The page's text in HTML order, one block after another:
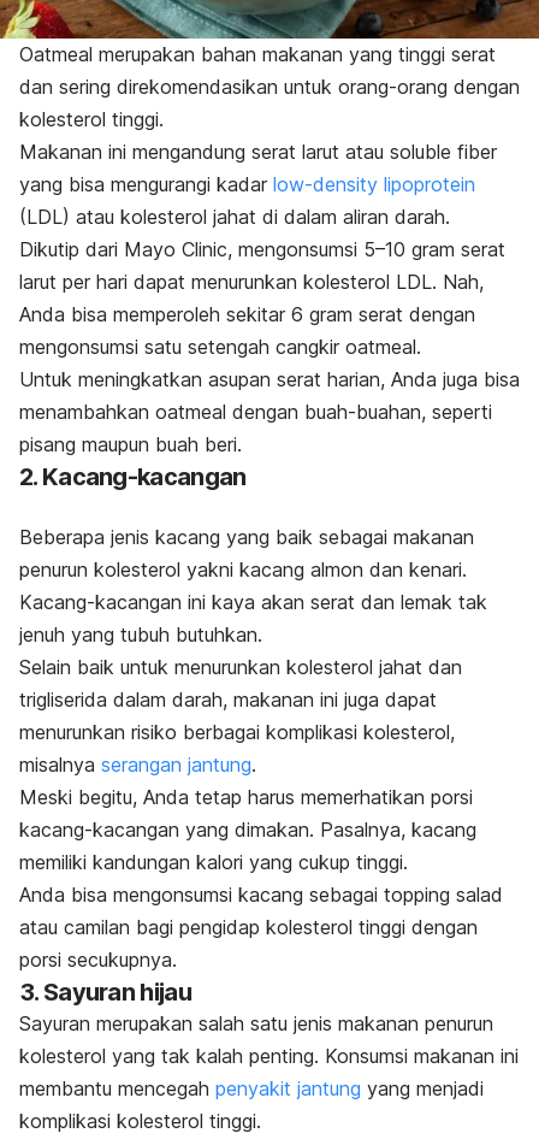
Oatmeal merupakan bahan makanan yang tinggi serat
dan sering direkomendasikan untuk orang-orang dengan
kolesterol tinggi.
Makanan ini mengandung serat larut atau soluble fiber
yang bisa mengurangi kadar low-density lipoprotein
(LDL) atau kolesterol jahat di dalam aliran darah.
Dikutip dari Mayo Clinic, mengonsumsi 5–10 gram serat
larut per hari dapat menurunkan kolesterol LDL. Nah,
Anda bisa memperoleh sekitar 6 gram serat dengan
mengonsumsi satu setengah cangkir oatmeal.
Untuk meningkatkan asupan serat harian, Anda juga bisa
menambahkan oatmeal dengan buah-buahan, seperti
pisang maupun buah beri.
2. Kacang-kacangan
Beberapa jenis kacang yang baik sebagai makanan
penurun kolesterol yakni kacang almon dan kenari.
Kacang-kacangan ini kaya akan serat dan lemak tak
jenuh yang tubuh butuhkan.
Selain baik untuk menurunkan kolesterol jahat dan
trigliserida dalam darah, makanan ini juga dapat
menurunkan risiko berbagai komplikasi kolesterol,
misalnya serangan jantung.
Meski begitu, Anda tetap harus memerhatikan porsi
kacang-kacangan yang dimakan. Pasalnya, kacang
memiliki kandungan kalori yang cukup tinggi.
Anda bisa mengonsumsi kacang sebagai topping salad
atau camilan bagi pengidap kolesterol tinggi dengan
porsi secukupnya.
3. Sayuran hijau
Sayuran merupakan salah satu jenis makanan penurun
kolesterol yang tak kalah penting. Konsumsi makanan ini
membantu mencegah penyakit jantung yang menjadi
komplikasi kolesterol tinggi.